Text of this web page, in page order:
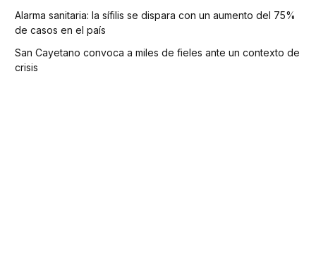
Alarma sanitaria: la sífilis se dispara con un aumento del 75%
de casos en el país
San Cayetano convoca a miles de fieles ante un contexto de
crisis